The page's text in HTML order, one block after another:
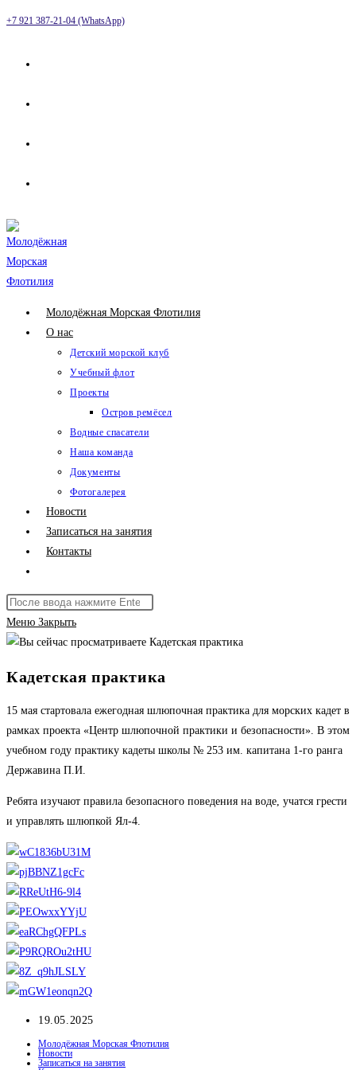
Перейти
+7 921 387-21-04 (WhatsApp)
Молодёжная Морская Флотилия
О нас
Детский морской клуб
Учебный флот
Проекты
Остров ремёсел
Водные спасатели
Наша команда
Документы
Фотогалерея
Новости
Записаться на занятия
Контакты
по
веб-
Поиск
на
сайте
Меню Закрыть
Кадетская практика
15 мая стартовала ежегодная шлюпочная практика для морских кадет в
рамках проекта «Центр шлюпочной практики и безопасности». В этом
учебном году практику кадеты школы № 253 им. капитана 1-го ранга
Державина П.И.
Ребята изучают правила безопасного поведения на воде, учатся грести
и управлять шлюпкой Ял-4.
Запись
19.05.2025
Молодёжная Морская Флотилия
Новости
Записаться на занятия